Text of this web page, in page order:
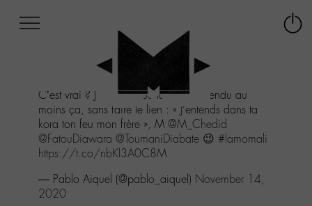
au
menu
Aller
au
contenu
C’est vrai ? Je pense que tu avais entendu au
moins ça, sans faire le lien : « J’entends dans ta
kora ton feu mon frère », M @M_Chedid
@FatouDiawara @ToumaniDiabate 😉 #lamomali
https://t.co/nbKl3A0C8M
— Pablo Aiquel (@pablo_aiquel) November 14,
2020